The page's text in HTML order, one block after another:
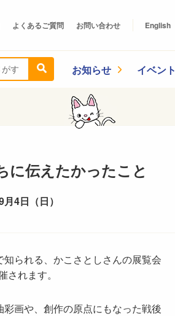
よくあるご質問 お問い合わせ English
お知らせ イベント
伝えたかったこと
4日（日）
知られる、かこさとしさんの展覧会
れます。
画や、創作の原点にもなった戦後